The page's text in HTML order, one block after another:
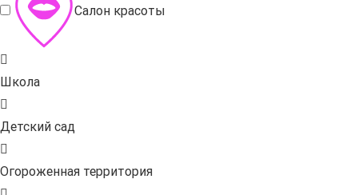
Салон красоты
Школа
Детский сад
Огороженная территория